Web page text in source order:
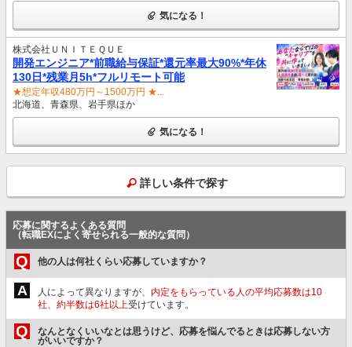
気になる！
株式会社ＵＮＩＴＥＱＵＥ
開発エンジニア*前職給与保証*還元率最大90%*年休
130日*残業月5h*フルリモート可能
★想定年収480万円～1500万円 ★...
北海道、青森県、岩手県ほか
気になる！
詳しい条件で探す
応募に関するよくある質問
（転職EXによく寄せられる一般的な質問）
Q 他の人は何社くらい応募していますか？
A 人によって異なりますが、 内定をもらっている人の平均応募数は10
社、約半数は6社以上受けています。
Q
なんとなくいいなとは思うけど、応募を悩んでるときは応募しない方
がいいですか？